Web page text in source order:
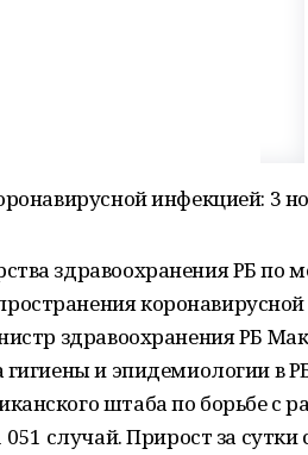
инфекцией: 3
здравоохранения РБ по
здравоохранения РБ
гигиены и эпидемиологии в
штаба по борьбе с
случай. Прирост за сутки